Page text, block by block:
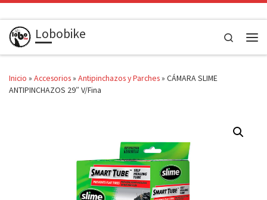
Saltar al contenido
Lobobike
Search
Inicio » Accesorios» Antipinchazos y Parches» CÁMARA SLIME
ANTIPINCHAZOS 29″ V/Fina